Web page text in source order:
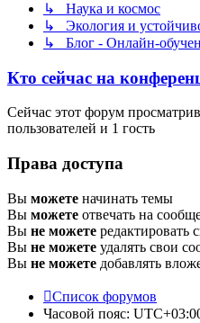
↳ Наука и космос
↳ Экология и
↳ Блог - Онлайн-
Кто сейчас на
Сейчас этот форум
пользователей и 1 гость
Права доступа
Вы можете начинать темы
Вы можете отвечать на
Вы не можете редактировать
Вы не можете удалять свои
Вы не можете добавлять
Список форумов
Часовой пояс: